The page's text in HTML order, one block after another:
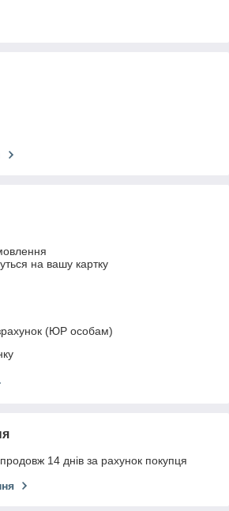
на вашу картку
(ЮР особам)
14 днів за рахунок покупця